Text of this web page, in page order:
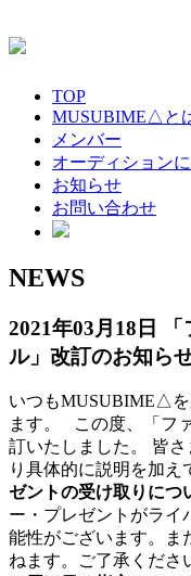
TOP
MUSUBIME△と
メンバー
オーディション
お知らせ
お問い合わせ
NEWS
2021年03月18日
ル」改訂のお知ら
いつもMUSUBIME△
ます。 この度、「フ
訂いたしました。 皆
り具体的に説明を加
ゼントの受け取りにつ
ー・プレゼントがライ
能性がございます。ま
ねます。ご了承くださ